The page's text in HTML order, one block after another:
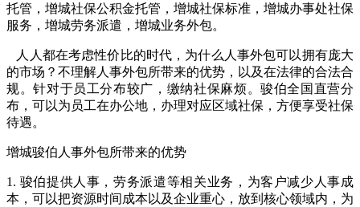
托管，增城社保公积金托管，增城社保标准，增城办事处社保
服务，增城劳务派遣，增城业务外包。
人人都在考虑性价比的时代，为什么人事外包可以拥有庞大
的市场？不理解人事外包所带来的优势，以及在法律的合法合
规。针对于员工分布较广，缴纳社保麻烦。骏伯全国直营分
布，可以为员工在办公地，办理对应区域社保，方便享受社保
待遇。
增城骏伯人事外包所带来的优势
1. 骏伯提供人事，劳务派遣等相关业务，为客户减少人事成
本，可以把资源时间成本以及企业重心，放到核心领域内，为